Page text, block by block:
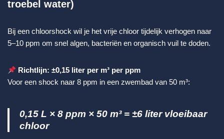
troebel water)
Bij een chloorshock wil je het vrije chloor tijdelijk verhogen naar
5–10 ppm om snel algen, bacteriën en organisch vuil te doden.
Richtlijn: ±0,15 liter per m³ per ppm
Voor een shock naar 8 ppm in een zwembad van 50 m³:
0,15 L × 8 ppm × 50 m³ = ±6 liter vloeibaar
chloor